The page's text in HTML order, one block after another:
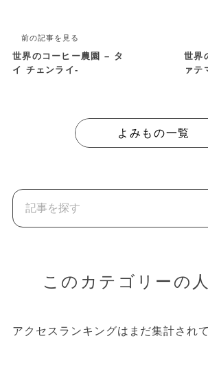
前の記事を見る
世界のコーヒー農園 – タ
イ チェンライ-
よみもの一覧
世界
ァテ
このカテゴリーの
アクセスランキングはまだ集計され